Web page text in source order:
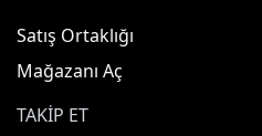
Satış Ortaklığı
Mağazanı Aç
TAKIP ET